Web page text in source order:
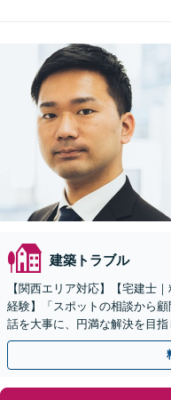
建築トラブル
【関西エリア対応】【宅建士
経験】「スポットの相談から
話を大事に、円満な解決を目
産経営者さまに法的観点から